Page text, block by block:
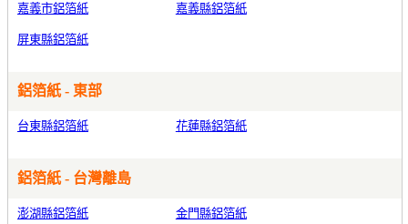
嘉義市鋁箔紙 嘉義縣鋁箔紙
屏東縣鋁箔紙
鋁箔紙 - 東部
台東縣鋁箔紙 花蓮縣鋁箔紙
鋁箔紙 - 台灣離島
澎湖縣鋁箔紙 金門縣鋁箔紙